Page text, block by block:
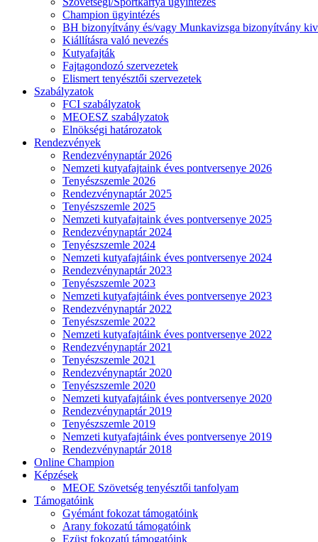
Champion ügyintézés
BH bizonyítvány és/vagy Munkavizsga bizonyítvány
Kiállításra való nevezés
Kutyafajták
Fajtagondozó szervezetek
Elismert tenyésztői szervezetek
Szabályzatok
FCI szabályzatok
MEOESZ szabályzatok
Elnökségi határozatok
Rendezvények
Rendezvénynaptár 2026
Nemzeti kutyafajtaink éves pontversenye 2026
Tenyészszemle 2026
Rendezvénynaptár 2025
Tenyészszemle 2025
Nemzeti kutyafajtaink éves pontversenye 2025
Rendezvénynaptár 2024
Tenyészszemle 2024
Nemzeti kutyafajtáink éves pontversenye 2024
Rendezvénynaptár 2023
Tenyészszemle 2023
Nemzeti kutyafajtáink éves pontversenye 2023
Rendezvénynaptár 2022
Tenyészszemle 2022
Nemzeti kutyafajtáink éves pontversenye 2022
Rendezvénynaptár 2021
Tenyészszemle 2021
Rendezvénynaptár 2020
Tenyészszemle 2020
Nemzeti kutyafajtáink éves pontversenye 2020
Rendezvénynaptár 2019
Tenyészszemle 2019
Nemzeti kutyafajtáink éves pontversenye 2019
Rendezvénynaptár 2018
Online Champion
Képzések
MEOE Szövetség tenyésztői tanfolyam
Támogatóink
Gyémánt fokozat támogatóink
Arany fokozatú támogatóink
Ezüst fokozatú támogatóink